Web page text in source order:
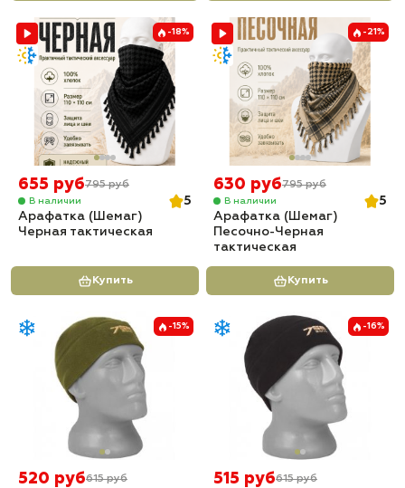
-18%
655 руб795 руб
В наличии
5
Арафатка (Шемаг)
Черная тактическая
Купить
-21%
630 руб795 руб
В наличии
5
Арафатка (Шемаг)
Песочно-Черная
тактическая
Купить
-15%
520 руб615 руб
-16%
515 руб615 руб